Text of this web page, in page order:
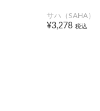
サハ（SAHA）
¥3,278 税込